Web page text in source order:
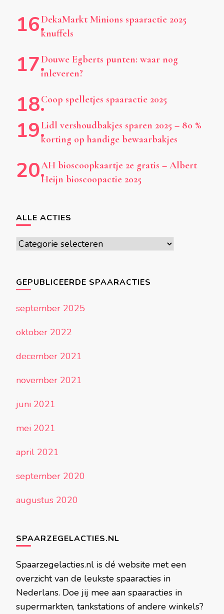
DekaMarkt Minions spaaractie 2025
knuffels
Douwe Egberts punten: waar nog
inleveren?
Coop spelletjes spaaractie 2025
Lidl vershoudbakjes sparen 2025 – 80 %
korting op handige bewaarbakjes
AH bioscoopkaartje 2e gratis – Albert
Heijn bioscoopactie 2025
ALLE ACTIES
Alle
GEPUBLICEERDE SPAARACTIES
september 2025
oktober 2022
december 2021
november 2021
juni 2021
mei 2021
april 2021
september 2020
augustus 2020
SPAARZEGELACTIES.NL
Spaarzegelacties.nl is dé website met een
overzicht van de leukste spaaracties in
Nederlans. Doe jij mee aan spaaracties in
supermarkten, tankstations of andere winkels?